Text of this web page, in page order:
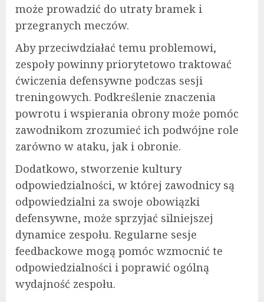
może prowadzić do utraty bramek i
przegranych meczów.
Aby przeciwdziałać temu problemowi,
zespoły powinny priorytetowo traktować
ćwiczenia defensywne podczas sesji
treningowych. Podkreślenie znaczenia
powrotu i wspierania obrony może pomóc
zawodnikom zrozumieć ich podwójne role
zarówno w ataku, jak i obronie.
Dodatkowo, stworzenie kultury
odpowiedzialności, w której zawodnicy są
odpowiedzialni za swoje obowiązki
defensywne, może sprzyjać silniejszej
dynamice zespołu. Regularne sesje
feedbackowe mogą pomóc wzmocnić te
odpowiedzialności i poprawić ogólną
wydajność zespołu.